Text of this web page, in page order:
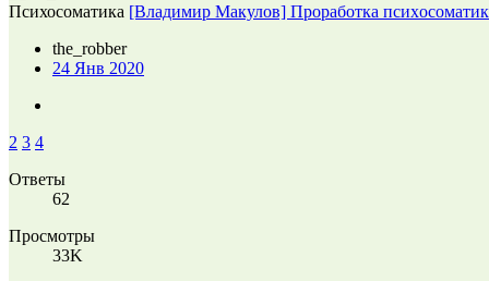
Психосоматика [Владимир Макулов] Прoрабoтка
the_robber
24 Янв 2020
2 3 4
Ответы
62
Просмотры
33K